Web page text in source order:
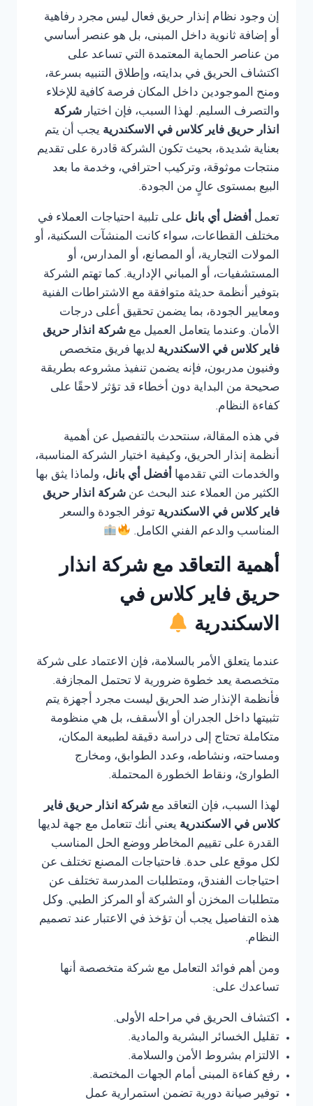
إن وجود نظام إنذار حريق فعال ليس مجرد رفاهية
أو إضافة ثانوية داخل المبنى، بل هو عنصر أساسي
من عناصر الحماية المعتمدة التي تساعد على
اكتشاف الحريق في بدايته، وإطلاق التنبيه بسرعة،
ومنح الموجودين داخل المكان فرصة كافية للإخلاء
والتصرف السليم. لهذا السبب، فإن اختيار شركة
انذار حريق فاير كلاس في الاسكندرية يجب أن يتم
بعناية شديدة، بحيث تكون الشركة قادرة على تقديم
منتجات موثوقة، وتركيب احترافي، وخدمة ما بعد
البيع بمستوى عالٍ من الجودة.
تعمل أفضل أي بانل على تلبية احتياجات العملاء في
مختلف القطاعات، سواء كانت المنشآت السكنية، أو
المولات التجارية، أو المصانع، أو المدارس، أو
المستشفيات، أو المباني الإدارية. كما تهتم الشركة
بتوفير أنظمة حديثة متوافقة مع الاشتراطات الفنية
ومعايير الجودة، بما يضمن تحقيق أعلى درجات
الأمان. وعندما يتعامل العميل مع شركة انذار حريق
فاير كلاس في الاسكندرية لديها فريق متخصص
وفنيون مدربون، فإنه يضمن تنفيذ مشروعه بطريقة
صحيحة من البداية دون أخطاء قد تؤثر لاحقًا على
كفاءة النظام.
في هذه المقالة، سنتحدث بالتفصيل عن أهمية
أنظمة إنذار الحريق، وكيفية اختيار الشركة المناسبة،
والخدمات التي تقدمها أفضل أي بانل، ولماذا يثق بها
الكثير من العملاء عند البحث عن شركة انذار حريق
فاير كلاس في الاسكندرية توفر الجودة والسعر
المناسب والدعم الفني الكامل.
أهمية التعاقد مع شركة انذار
حريق فاير كلاس في
الاسكندرية
عندما يتعلق الأمر بالسلامة، فإن الاعتماد على شركة
متخصصة يعد خطوة ضرورية لا تحتمل المجازفة.
فأنظمة الإنذار ضد الحريق ليست مجرد أجهزة يتم
تثبيتها داخل الجدران أو الأسقف، بل هي منظومة
متكاملة تحتاج إلى دراسة دقيقة لطبيعة المكان،
ومساحته، ونشاطه، وعدد الطوابق، ومخارج
الطوارئ، ونقاط الخطورة المحتملة.
لهذا السبب، فإن التعاقد مع شركة انذار حريق فاير
كلاس في الاسكندرية يعني أنك تتعامل مع جهة لديها
القدرة على تقييم المخاطر ووضع الحل المناسب
لكل موقع على حدة. فاحتياجات المصنع تختلف عن
احتياجات الفندق، ومتطلبات المدرسة تختلف عن
متطلبات المخزن أو الشركة أو المركز الطبي. وكل
هذه التفاصيل يجب أن تؤخذ في الاعتبار عند تصميم
النظام.
ومن أهم فوائد التعامل مع شركة متخصصة أنها
تساعدك على:
اكتشاف الحريق في مراحله الأولى.
تقليل الخسائر البشرية والمادية.
الالتزام بشروط الأمن والسلامة.
رفع كفاءة المبنى أمام الجهات المختصة.
توفير صيانة دورية تضمن استمرارية عمل